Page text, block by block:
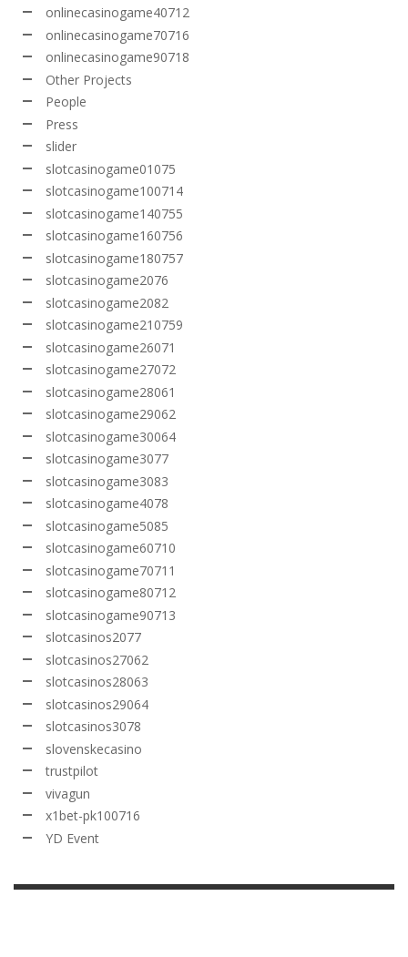
onlinecasinogame40712
onlinecasinogame70716
onlinecasinogame90718
Other Projects
People
Press
slider
slotcasinogame01075
slotcasinogame100714
slotcasinogame140755
slotcasinogame160756
slotcasinogame180757
slotcasinogame2076
slotcasinogame2082
slotcasinogame210759
slotcasinogame26071
slotcasinogame27072
slotcasinogame28061
slotcasinogame29062
slotcasinogame30064
slotcasinogame3077
slotcasinogame3083
slotcasinogame4078
slotcasinogame5085
slotcasinogame60710
slotcasinogame70711
slotcasinogame80712
slotcasinogame90713
slotcasinos2077
slotcasinos27062
slotcasinos28063
slotcasinos29064
slotcasinos3078
slovenskecasino
trustpilot
vivagun
x1bet-pk100716
YD Event